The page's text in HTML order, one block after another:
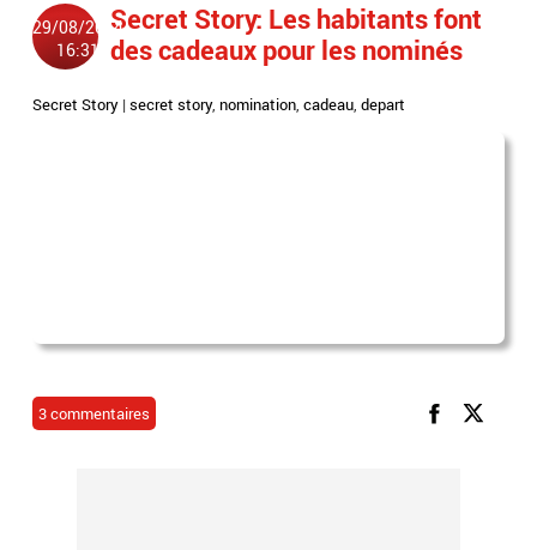
29/08/2014
16:31
Secret Story: Les habitants font
des cadeaux pour les nominés
Secret Story |secret story,nomination,cadeau,depart
3 commentaires